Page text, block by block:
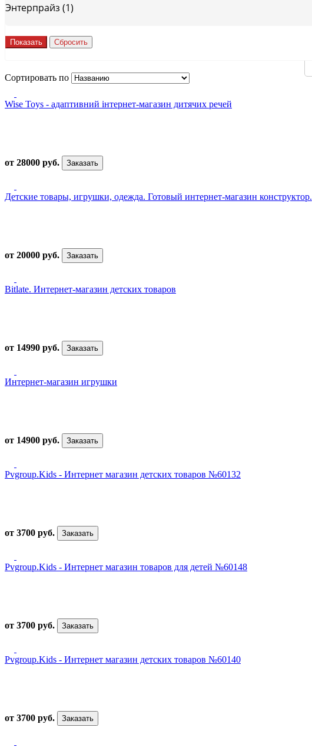
Энтерпрайз (1)
Сортировать по
Wise Toys - адаптивний інтернет-магазин дитячих речей
от 28000 руб. Заказать
Детские товары, игрушки, одежда. Готовый интернет-магазин конструктор.
от 20000 руб. Заказать
Bitlate. Интернет-магазин детских товаров
от 14990 руб. Заказать
Интернет-магазин игрушки
от 14900 руб. Заказать
Pvgroup.Kids - Интернет магазин детских товаров №60132
от 3700 руб. Заказать
Pvgroup.Kids - Интернет магазин товаров для детей №60148
от 3700 руб. Заказать
Pvgroup.Kids - Интернет магазин детских товаров №60140
от 3700 руб. Заказать